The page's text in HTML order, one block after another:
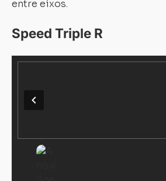
entre eixos.
Speed Triple R